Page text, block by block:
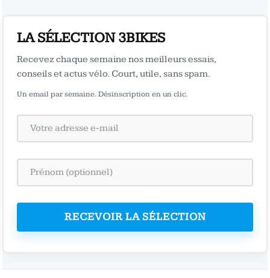
LA SÉLECTION 3BIKES
Recevez chaque semaine nos meilleurs essais,
conseils et actus vélo. Court, utile, sans spam.
Un email par semaine. Désinscription en un clic.
RECEVOIR LA SÉLECTION